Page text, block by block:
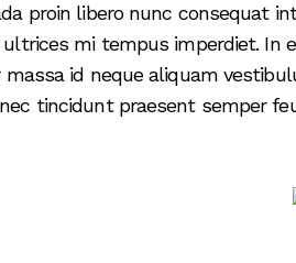
proin libero nunc consequat
mi tempus imperdiet. In
id neque aliquam
tincidunt praesent semper